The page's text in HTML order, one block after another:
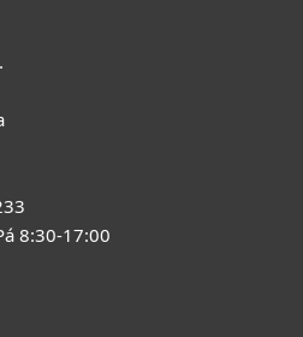
8:30-17:00